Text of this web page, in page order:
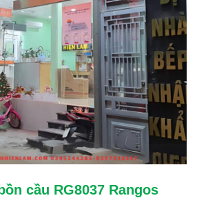
cầu RG8037 Rangos